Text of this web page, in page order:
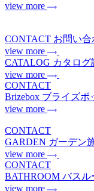
view more
CONTACT お問い合
view more
CATALOG カタログ
view more
CONTACT
Brizebox ブライズボ
view more
CONTACT
GARDEN ガーデン
view more
CONTACT
BATHROOM バスル
view more